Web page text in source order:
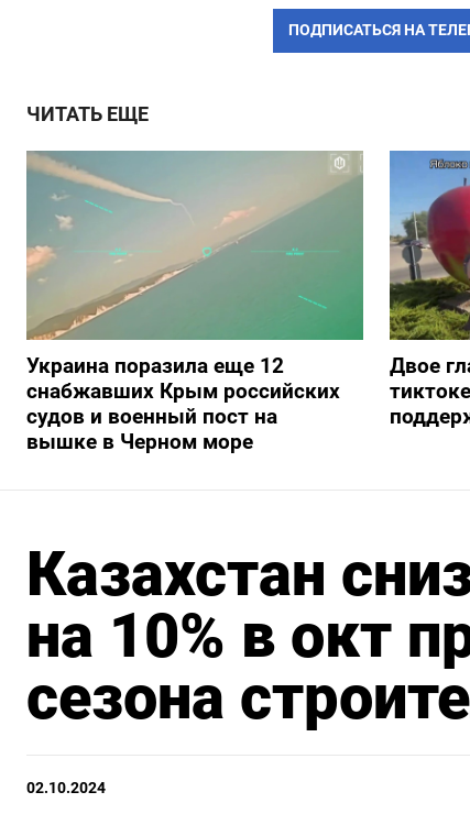
ПОДПИСАТЬСЯ НА
ЧИТАТЬ ЕЩЕ
Украина поразила еще 12
снабжавших Крым российских
судов и военный пост на
вышке в Черном море
Двое
Казахстан
на 10% в окт
сезона
02.10.2024